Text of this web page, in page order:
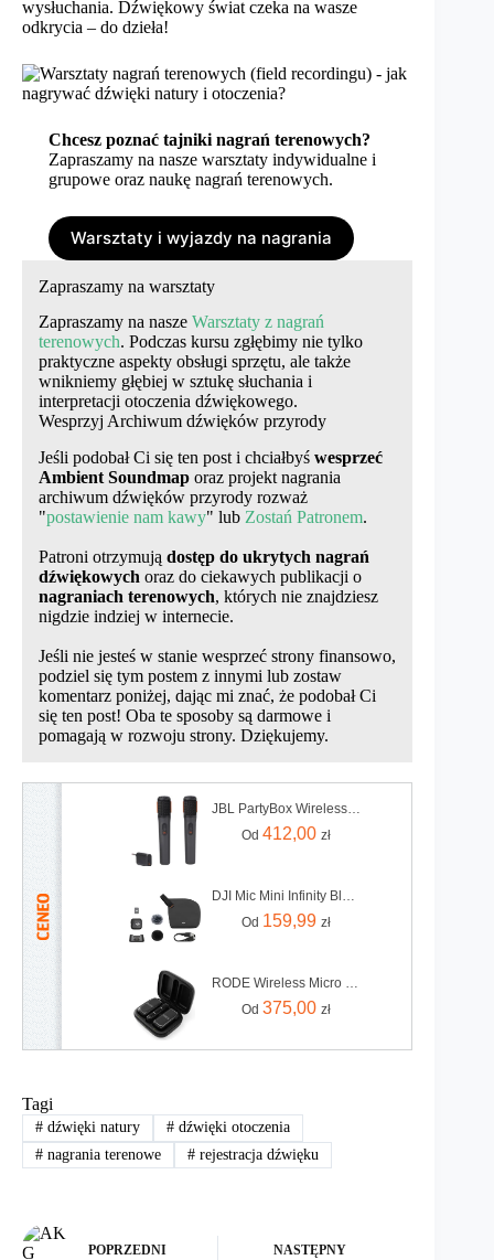
wysłuchania. Dźwiękowy świat czeka na wasze
odkrycia – do dzieła!
Chcesz poznać tajniki nagrań terenowych?
Zapraszamy na nasze warsztaty indywidualne i
grupowe oraz naukę nagrań terenowych.
Warsztaty i wyjazdy na nagrania
Zapraszamy na warsztaty
Zapraszamy na nasze Warsztaty z nagrań
terenowych. Podczas kursu zgłębimy nie tylko
praktyczne aspekty obsługi sprzętu, ale także
wnikniemy głębiej w sztukę słuchania i
interpretacji otoczenia dźwiękowego.
Wesprzyj Archiwum dźwięków przyrody
Jeśli podobał Ci się ten post i chciałbyś wesprzeć
Ambient Soundmap oraz projekt nagrania
archiwum dźwięków przyrody rozważ
"postawienie nam kawy" lub Zostań Patronem.
Patroni otrzymują dostęp do ukrytych nagrań
dźwiękowych oraz do ciekawych publikacji o
nagraniach terenowych, których nie znajdziesz
nigdzie indziej w internecie.
Jeśli nie jesteś w stanie wesprzeć strony finansowo,
podziel się tym postem z innymi lub zostaw
komentarz poniżej, dając mi znać, że podobał Ci
się ten post! Oba te sposoby są darmowe i
pomagają w rozwoju strony. Dziękujemy.
JBL PartyBox Wireless Mic
Od412,00zł
DJI Mic Mini Infinity Black - nadajnik
Od 159,99zł
RODE Wireless Micro USB-C Czarny
Od375,00zł
Tagi
#dźwięki natury #dźwięki otoczenia
#nagrania terenowe #rejestracja dźwięku
POPRZEDNI NASTĘPNY